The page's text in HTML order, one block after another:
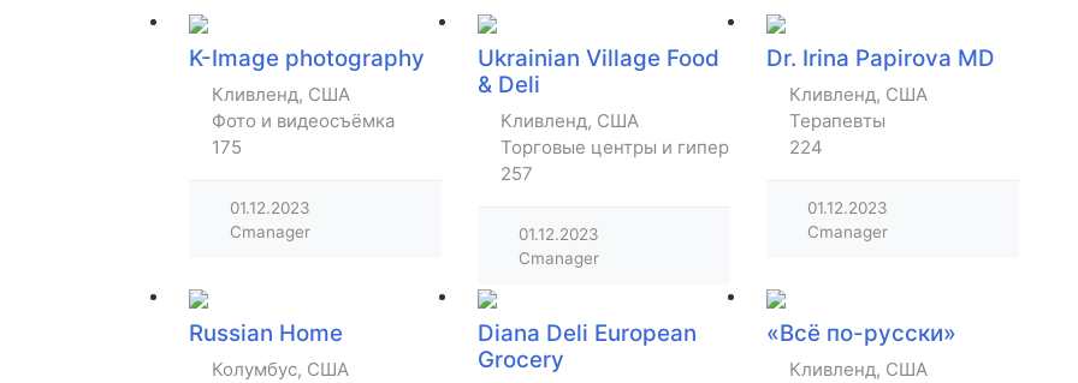
K-Image photography
Кливленд, США
Фото и видеосъёмка
175
01.12.2023
Cmanager
Ukrainian Village Food
& Deli
Кливленд, США
Торговые центры и гипермаркеты
257
01.12.2023
Cmanager
Dr. Irina Papirova MD
Кливленд, США
Терапевты
224
01.12.2023
Cmanager
Russian Home
Колумбус, США
Diana Deli European
Grocery
«Всё по-русски»
Кливленд, США